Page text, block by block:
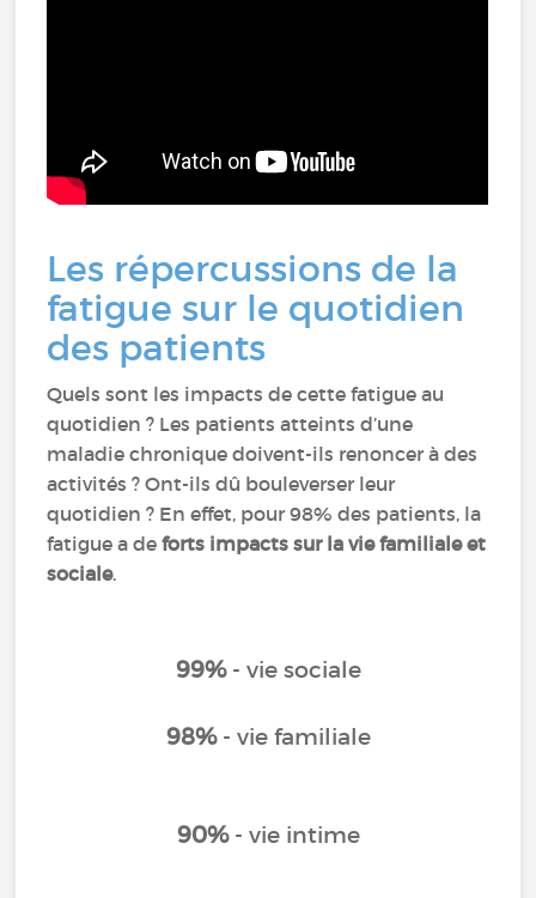
Les répercussions de la
fatigue sur le quotidien
des patients
Quels sont les impacts de cette fatigue au
quotidien ? Les patients atteints d’une
maladie chronique doivent-ils renoncer à des
activités ? Ont-ils dû bouleverser leur
quotidien ? En effet, pour 98% des patients, la
fatigue a deforts impacts sur la vie familiale et
sociale.
99%- vie sociale
98%- vie familiale
90%- vie intime